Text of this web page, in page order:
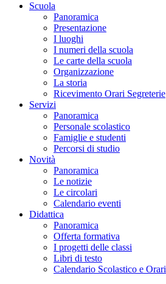
Scuola
Panoramica
Presentazione
I luoghi
I numeri della scuola
Le carte della scuola
Organizzazione
La storia
Ricevimento Orari Segreterie
Servizi
Panoramica
Personale scolastico
Famiglie e studenti
Percorsi di studio
Novità
Panoramica
Le notizie
Le circolari
Calendario eventi
Didattica
Panoramica
Offerta formativa
I progetti delle classi
Libri di testo
Calendario Scolastico e Orari